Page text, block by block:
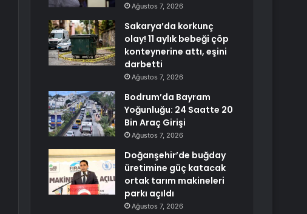
Ağustos 7, 2026
Sakarya’da korkunç
olay! 11 aylık bebeği çöp
konteynerine attı, eşini
darbetti
Ağustos 7, 2026
Bodrum’da Bayram
Yoğunluğu: 24 Saatte 20
Bin Araç Girişi
Ağustos 7, 2026
Doğanşehir’de buğday
üretimine güç katacak
ortak tarım makineleri
parkı açıldı
Ağustos 7, 2026